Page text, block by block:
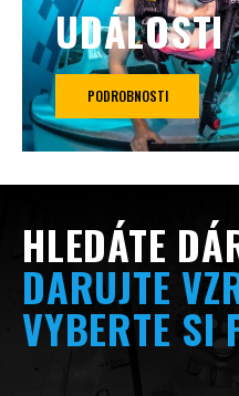
UDÁLOSTI
PODROBNOSTI
HLEDÁTE
DARUJTE
VYBERTE SI